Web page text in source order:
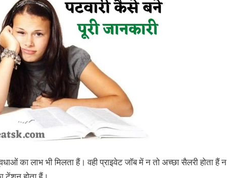
का लाभ भी मिलता हैं। वही प्राइवेट जॉब में न तो अच्छा सैलरी होता हैं न